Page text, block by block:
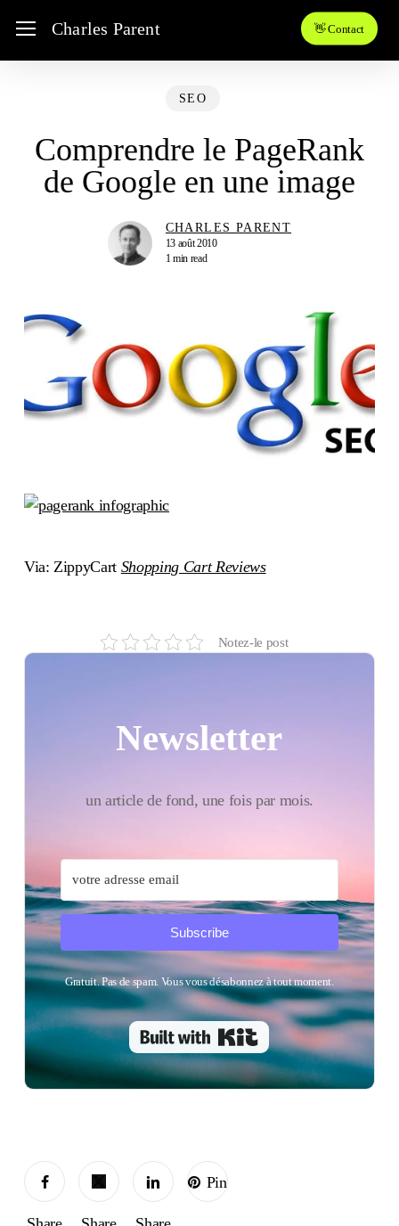
main
Menu Charles Parent 👋 Contact
SEO
Comprendre le PageRank
de Google en une image
CHARLES PARENT
13 août 2010
1 min read
Pin
Via: ZippyCart Shopping Cart Reviews
Notez-le post
Newsletter
un article de fond, une fois par mois.
Subscribe
Gratuit. Pas de spam. Vous vous désabonnez à tout moment.
Built with Kit